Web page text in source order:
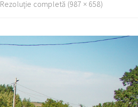
Rezoluție completă (987 × 658)